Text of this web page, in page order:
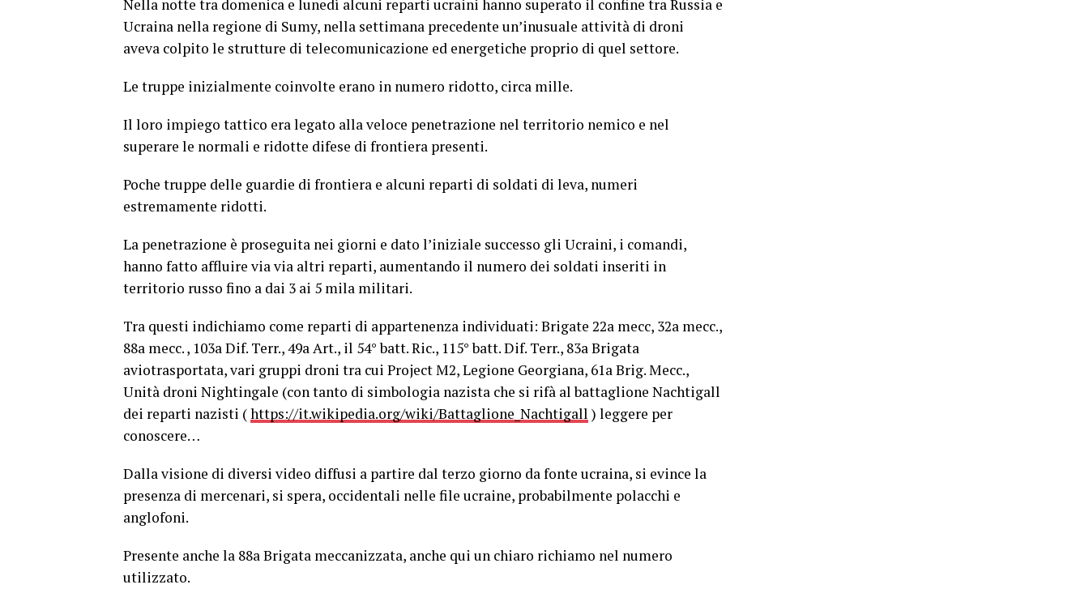
Nella notte tra domenica e lunedì alcuni reparti ucraini hanno superato il confine tra Russia e
Ucraina nella regione di Sumy, nella settimana precedente un’inusuale attività di droni
aveva colpito le strutture di telecomunicazione ed energetiche proprio di quel settore.
Le truppe inizialmente coinvolte erano in numero ridotto, circa mille.
Il loro impiego tattico era legato alla veloce penetrazione nel territorio nemico e nel
superare le normali e ridotte difese di frontiera presenti.
Poche truppe delle guardie di frontiera e alcuni reparti di soldati di leva, numeri
estremamente ridotti.
La penetrazione è proseguita nei giorni e dato l’iniziale successo gli Ucraini, i comandi,
hanno fatto affluire via via altri reparti, aumentando il numero dei soldati inseriti in
territorio russo fino a dai 3 ai 5 mila militari.
Tra questi indichiamo come reparti di appartenenza individuati: Brigate 22a mecc, 32a mecc.,
88a mecc. , 103a Dif. Terr., 49a Art., il 54° batt. Ric., 115° batt. Dif. Terr., 83a Brigata
aviotrasportata, vari gruppi droni tra cui Project M2, Legione Georgiana, 61a Brig. Mecc.,
Unità droni Nightingale (con tanto di simbologia nazista che si rifà al battaglione Nachtigall
dei reparti nazisti (https://it.wikipedia.org/wiki/Battaglione_Nachtigall ) leggere per
conoscere…
Dalla visione di diversi video diffusi a partire dal terzo giorno da fonte ucraina, si evince la
presenza di mercenari, si spera, occidentali nelle file ucraine, probabilmente polacchi e
anglofoni.
Presente anche la 88a Brigata meccanizzata, anche qui un chiaro richiamo nel numero
utilizzato.